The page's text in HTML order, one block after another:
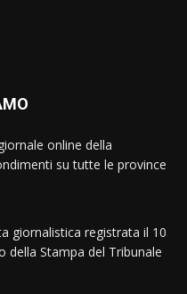
online della
su tutte le province
giornalistica registrata il 10
della Stampa del Tribunale